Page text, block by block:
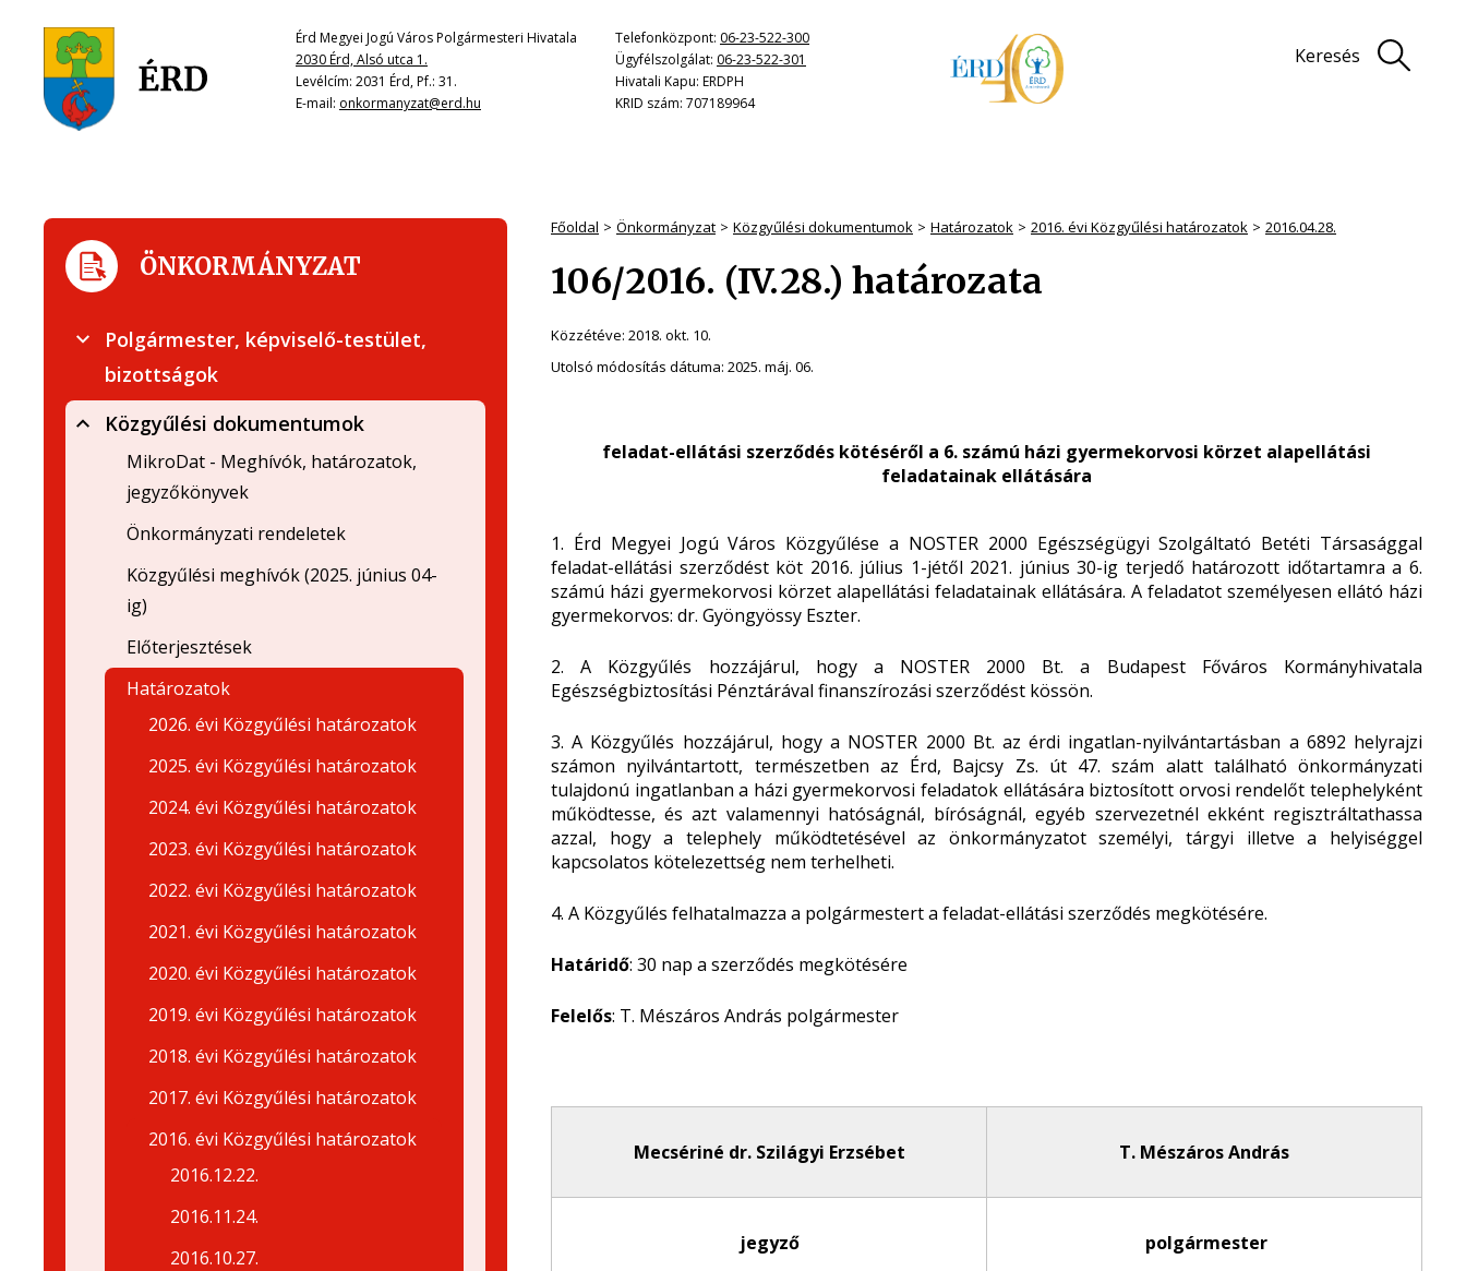
Érd Megyei Jogú Város Polgármesteri Hivatala
2030 Érd, Alsó utca 1.
Levélcím: 2031 Érd, Pf.: 31.
E-mail: onkormanyzat@erd.hu
Telefonközpont: 06-23-522-300
Ügyfélszolgálat: 06-23-522-301
Hivatali Kapu: ERDPH
KRID szám: 707189964
Keresés
Főoldal Önkormányzat Közgyűlési dokumentumok Határozatok 2016. évi Közgyűlési határozatok 2016.04.28.
106/2016. (IV.28.) határozata
Közzétéve: 2018. okt. 10.
Utolsó módosítás dátuma: 2025. máj. 06.
feladat-ellátási szerződés kötéséről a 6. számú házi gyermekorvosi körzet alapellátási
feladatainak ellátására
1. Érd Megyei Jogú Város Közgyűlése a NOSTER 2000 Egészségügyi Szolgáltató Betéti Társasággal
feladat-ellátási szerződést köt 2016. július 1-jétől 2021. június 30-ig terjedő határozott időtartamra a 6.
számú házi gyermekorvosi körzet alapellátási feladatainak ellátására. A feladatot személyesen ellátó házi
gyermekorvos: dr. Gyöngyössy Eszter.
2. A Közgyűlés hozzájárul, hogy a NOSTER 2000 Bt. a Budapest Főváros Kormányhivatala
Egészségbiztosítási Pénztárával finanszírozási szerződést kössön.
3. A Közgyűlés hozzájárul, hogy a NOSTER 2000 Bt. az érdi ingatlan-nyilvántartásban a 6892 helyrajzi
számon nyilvántartott, természetben az Érd, Bajcsy Zs. út 47. szám alatt található önkormányzati
tulajdonú ingatlanban a házi gyermekorvosi feladatok ellátására biztosított orvosi rendelőt telephelyként
működtesse, és azt valamennyi hatóságnál, bíróságnál, egyéb szervezetnél ekként regisztráltathassa
azzal, hogy a telephely működtetésével az önkormányzatot személyi, tárgyi illetve a helyiséggel
kapcsolatos kötelezettség nem terhelheti.
4. A Közgyűlés felhatalmazza a polgármestert a feladat-ellátási szerződés megkötésére.
Határidő: 30 nap a szerződés megkötésére
Felelős: T. Mészáros András polgármester
Mecsériné dr. Szilágyi Erzsébet T. Mészáros András
jegyző polgármester
ÖNKORMÁNYZAT
Polgármester, képviselő-testület,
bizottságok
Közgyűlési dokumentumok
MikroDat - Meghívók, határozatok,
jegyzőkönyvek
Önkormányzati rendeletek
Közgyűlési meghívók (2025. június 04-
ig)
Előterjesztések
Határozatok
2026. évi Közgyűlési határozatok
2025. évi Közgyűlési határozatok
2024. évi Közgyűlési határozatok
2023. évi Közgyűlési határozatok
2022. évi Közgyűlési határozatok
2021. évi Közgyűlési határozatok
2020. évi Közgyűlési határozatok
2019. évi Közgyűlési határozatok
2018. évi Közgyűlési határozatok
2017. évi Közgyűlési határozatok
2016. évi Közgyűlési határozatok
2016.12.22.
2016.11.24.
2016.10.27.